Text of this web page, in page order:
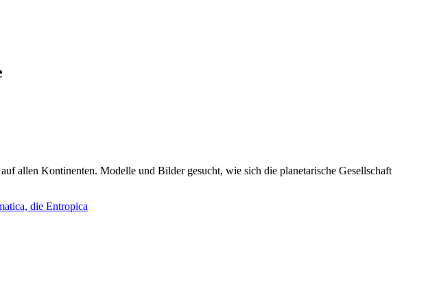
allen Kontinenten. Modelle und Bilder gesucht, wie sich die planetarische Gesellschaft
die Entropica